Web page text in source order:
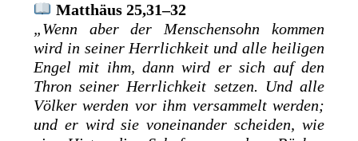
Matthäus 25,31–32
„Wenn aber der Menschensohn kommen
wird in seiner Herrlichkeit und alle heiligen
Engel mit ihm, dann wird er sich auf den
Thron seiner Herrlichkeit setzen. Und alle
Völker werden vor ihm versammelt werden;
und er wird sie voneinander scheiden, wie